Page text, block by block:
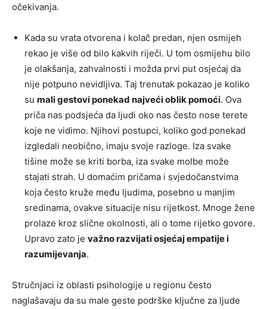
očekivanja.
Kada su vrata otvorena i kolač predan, njen osmijeh
rekao je više od bilo kakvih riječi. U tom osmijehu bilo
je olakšanja, zahvalnosti i možda prvi put osjećaj da
nije potpuno nevidljiva. Taj trenutak pokazao je koliko
su mali gestovi ponekad najveći oblik pomoći. Ova
priča nas podsjeća da ljudi oko nas često nose terete
koje ne vidimo. Njihovi postupci, koliko god ponekad
izgledali neobično, imaju svoje razloge. Iza svake
tišine može se kriti borba, iza svake molbe može
stajati strah. U domaćim pričama i svjedočanstvima
koja često kruže među ljudima, posebno u manjim
sredinama, ovakve situacije nisu rijetkost. Mnoge žene
prolaze kroz slične okolnosti, ali o tome rijetko govore.
Upravo zato je važno razvijati osjećaj empatije i
razumijevanja.
Stručnjaci iz oblasti psihologije u regionu često
naglašavaju da su male geste podrške ključne za ljude